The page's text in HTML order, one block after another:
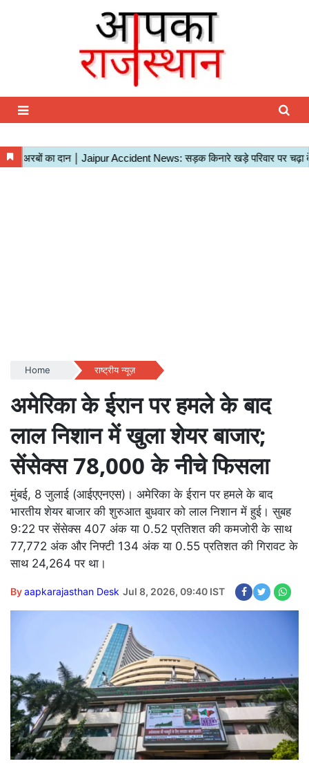
Home राष्ट्रीय न्यूज़
अमेरिका के ईरान पर हमले के बाद
लाल निशान में खुला शेयर बाजार;
सेंसेक्स 78,000 के नीचे फिसला
मुंबई, 8 जुलाई (आईएएनएस)। अमेरिका के ईरान पर हमले के बाद
भारतीय शेयर बाजार की शुरुआत बुधवार को लाल निशान में हुई। सुबह
9:22 पर सेंसेक्स 407 अंक या 0.52 प्रतिशत की कमजोरी के साथ
77,772 अंक और निफ्टी 134 अंक या 0.55 प्रतिशत की गिरावट के
साथ 24,264 पर था।
Byaapkarajasthan Desk Jul 8, 2026, 09:40 IST